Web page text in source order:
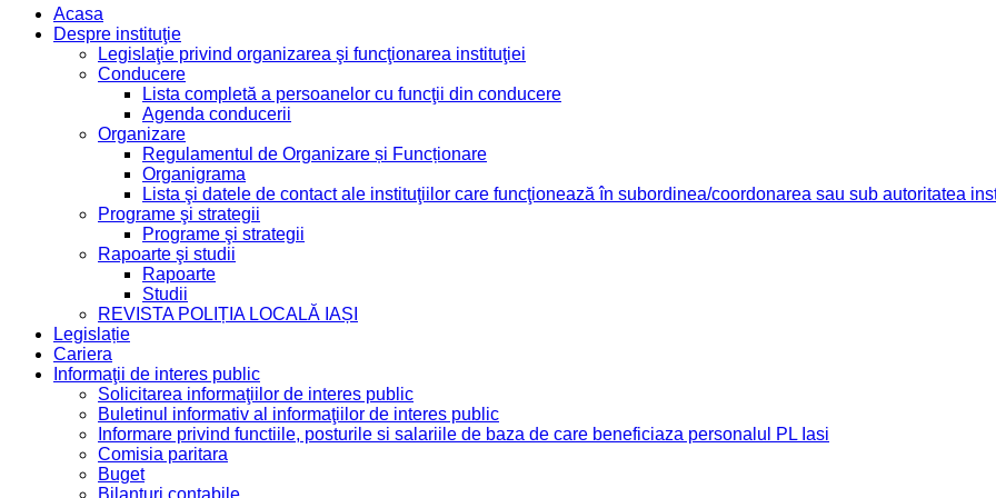
Acasa
Despre instituţie
Legislaţie privind organizarea şi funcţionarea instituţiei
Conducere
Lista completă a persoanelor cu funcţii din conducere
Agenda conducerii
Organizare
Regulamentul de Organizare și Funcționare
Organigrama
Lista şi datele de contact ale instituţiilor care funcţionează în subordinea/coordonarea sau sub autoritatea
Programe şi strategii
Programe şi strategii
Rapoarte şi studii
Rapoarte
Studii
REVISTA POLIȚIA LOCALĂ IAȘI
Legislație
Cariera
Informaţii de interes public
Solicitarea informaţiilor de interes public
Buletinul informativ al informaţiilor de interes public
Informare privind functiile, posturile si salariile de baza de care beneficiaza personalul PL Iasi
Comisia paritara
Buget
Bilanţuri contabile